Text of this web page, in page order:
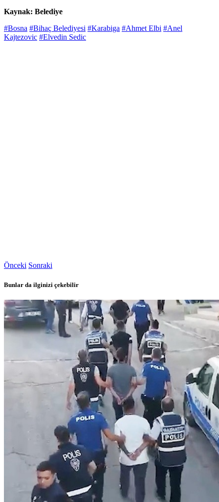
Kaynak: Belediye
#Bosna #Bihaç Belediyesi #Karabiga #Ahmet Elbi #Anel
Kajtezovic #Elvedin Sedic
Önceki Sonraki
Bunlar da ilginizi çekebilir